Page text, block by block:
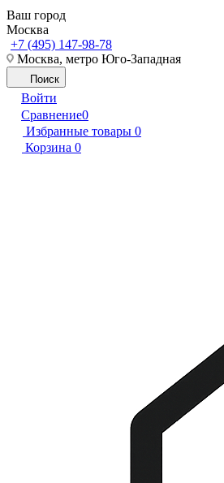
Ваш город
Москва
+7 (495) 147-98-78
Москва, метро Юго-Западная
Поиск
Войти
Сравнение0
Избранные товары 0
Корзина 0